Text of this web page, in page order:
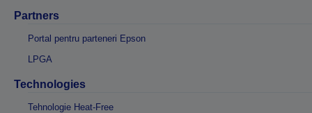
Partners
Portal pentru parteneri Epson
LPGA
Technologies
Tehnologie Heat-Free